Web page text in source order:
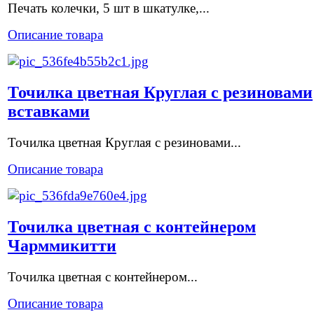
Печать колечки, 5 шт в шкатулке,...
Описание товара
Точилка цветная Круглая с резиновами
вставками
Точилка цветная Круглая с резиновами...
Описание товара
Точилка цветная с контейнером
Чарммикитти
Точилка цветная с контейнером...
Описание товара